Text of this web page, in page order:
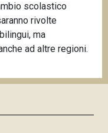
scolastico
rivolte
ma
ad altre regioni.